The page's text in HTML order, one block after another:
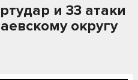
и 33 атаки
округу